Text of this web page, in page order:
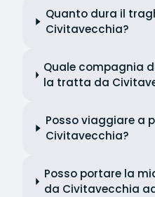
Quanto dura il
Civitavecchia?
Quale compagnia
la tratta da
Posso viaggiare a
Civitavecchia?
Posso portare la
da Civitavecchia